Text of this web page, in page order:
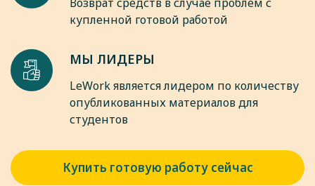
купленной готовой работой
МЫ ЛИДЕРЫ
LeWork является лидером по количеству
опубликованных материалов для
студентов
Купить готовую работу сейчас